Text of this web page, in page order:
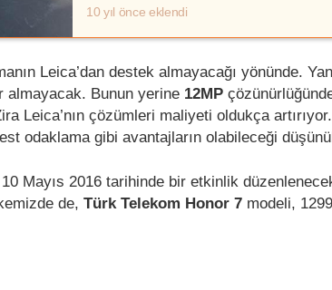
10 yıl önce eklendi
Leica’dan destek almayacağı yönünde.
almayacak. Bunun yerine 12MP
Leica’nın çözümleri maliyeti oldukça
odaklama gibi avantajların olabileceği
Mayıs 2016 tarihinde bir etkinlik
de, Türk Telekom Honor 7 modeli,